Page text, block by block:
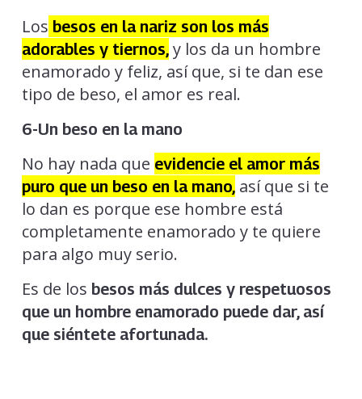
Los besos en la nariz son los más
adorables y tiernos,y los da un hombre
enamorado y feliz, así que, si te dan ese
tipo de beso, el amor es real.
6-Un beso en la mano
No hay nada que evidencie el amor más
puro que un beso en la mano,así que si te
lo dan es porque ese hombre está
completamente enamorado y te quiere
para algo muy serio.
Es de los besos más dulces y respetuosos
que un hombre enamorado puede dar, así
que siéntete afortunada.